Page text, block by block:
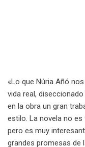
«Lo que Núria Añó
vida real,
en la obra un gran
estilo. La novela no
pero es muy
grandes promesas de